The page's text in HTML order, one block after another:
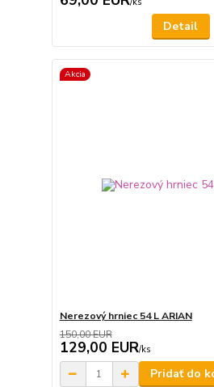
Detail
Akcia
Nerezový hrniec 54 L ARIAN
150,00 EUR
129,00 EUR/ks
Pridať do